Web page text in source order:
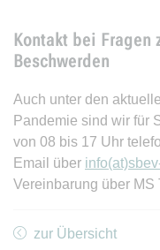
Kontakt bei Fragen
Beschwerden
Auch unter den
Pandemie sind wir für
von 08 bis 17 Uhr
Email über
Vereinbarung über MS
zur Übersicht